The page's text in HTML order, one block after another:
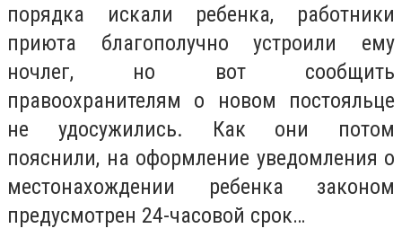
порядка искали ребенка, работники
приюта благополучно устроили ему
ночлег, но вот сообщить
правоохранителям о новом постояльце
не удосужились. Как они потом
пояснили, на оформление уведомления о
местонахождении ребенка законом
предусмотрен 24-часовой срок…